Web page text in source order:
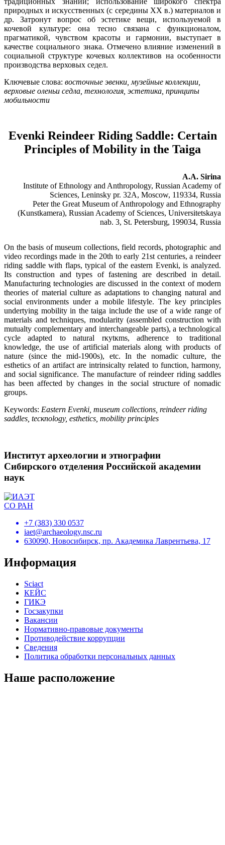
природных и искусственных (с середины XX в.) материалов и
др. Затронут вопрос об эстетике вещи, используемой в
кочевой культуре: она тесно связана с функционалом,
прагматикой, чувством красоты и гармонии, выступает в
качестве социального знака. Отмечено влияние изменений в
социальной структуре кочевых коллективов на особенности
производства верховых седел.
Ключевые слова: восточные эвенки, музейные коллекции,
верховые оленьи седла, технология, эстетика, принципы
мобильности
Evenki Reindeer Riding Saddle: Certain
Principles of Mobility in the Taiga
A.A. Sirina
Institute of Ethnology and Anthropology, Russian Academy of
Sciences, Leninsky pr. 32A, Moscow, 119334, Russia
Peter the Great Museum of Anthropology and Ethnography
(Kunstkamera), Russian Academy of Sciences, Universitetskaya
nab. 3, St. Petersburg, 199034, Russia
On the basis of museum collections, field records, photographic and
video recordings made in the 20th to early 21st centuries, a reindeer
riding saddle with flaps, typical of the eastern Evenki, is analyzed.
Its construction and types of fastening are described in detail.
Manufacturing technologies are discussed in the context of modern
theories of material culture as adaptations to changing natural and
social environments under a mobile lifestyle. The key principles
undertying mobility in the taiga include the use of a wide range of
materials and techniques, modularity (assembled construction with
mutualty complementary and interchangeable parts), a technological
cycle adapted to natural rкytкms, adherence to traditional
knowledge, the use of artificial materials along with products of
nature (since the mid-1900s), etc. In the nomadic culture, the
esthetics of an artifact are intrinsicalty related to function, harmony,
and social significance. The manufacture of reindeer riding saddles
has been affected by changes in the social structure of nomadic
groups.
Keywords: Eastern Evenki, museum collections, reindeer riding
saddles, tecкnology, esthetics, mobility principles
Институт археологии и этнографии
Сибирского отделения Российской академии
наук
+7 (383) 330 0537
iaet@archaeology.nsc.ru
630090, Новосибирск, пр. Академика Лаврентьева, 17
Информация
Sciact
КЕЙС
ГИКЭ
Госзакупки
Вакансии
Нормативно-правовые документы
Противодействие коррупции
Сведения
Политика обработки персональных данных
Наше расположение